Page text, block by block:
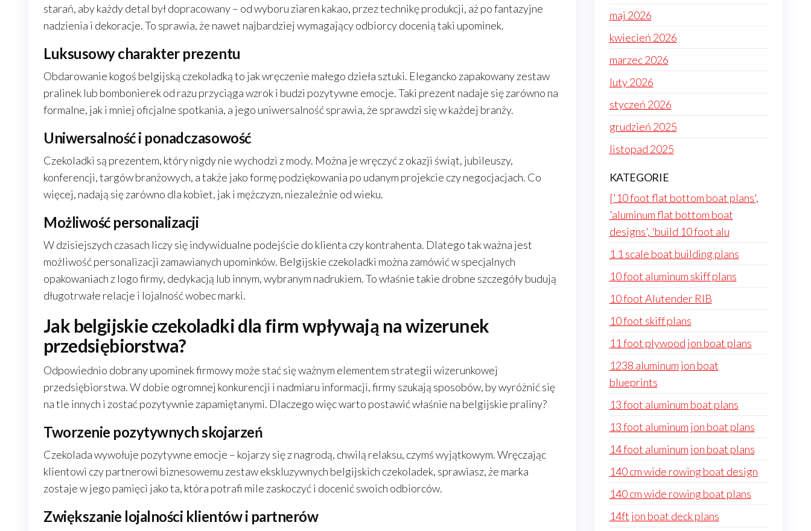
starań, aby każdy detal był dopracowany – od wyboru ziaren kakao, przez technikę produkcji, aż po fantazyjne
nadzienia i dekoracje. To sprawia, że nawet najbardziej wymagający odbiorcy docenią taki upominek.
Luksusowy charakter prezentu
Obdarowanie kogoś belgijską czekoladką to jak wręczenie małego dzieła sztuki. Elegancko zapakowany zestaw
pralinek lub bombonierek od razu przyciąga wzrok i budzi pozytywne emocje. Taki prezent nadaje się zarówno na
formalne, jak i mniej oficjalne spotkania, a jego uniwersalność sprawia, że sprawdzi się w każdej branży.
Uniwersalność i ponadczasowość
Czekoladki są prezentem, który nigdy nie wychodzi z mody. Można je wręczyć z okazji świąt, jubileuszy,
konferencji, targów branżowych, a także jako formę podziękowania po udanym projekcie czy negocjacjach. Co
więcej, nadają się zarówno dla kobiet, jak i mężczyzn, niezależnie od wieku.
Możliwość personalizacji
W dzisiejszych czasach liczy się indywidualne podejście do klienta czy kontrahenta. Dlatego tak ważna jest
możliwość personalizacji zamawianych upominków. Belgijskie czekoladki można zamówić w specjalnych
opakowaniach z logo firmy, dedykacją lub innym, wybranym nadrukiem. To właśnie takie drobne szczegóły budują
długotrwałe relacje i lojalność wobec marki.
Jak belgijskie czekoladki dla firm wpływają na wizerunek
przedsiębiorstwa?
Odpowiednio dobrany upominek firmowy może stać się ważnym elementem strategii wizerunkowej
przedsiębiorstwa. W dobie ogromnej konkurencji i nadmiaru informacji, firmy szukają sposobów, by wyróżnić się
na tle innych i zostać pozytywnie zapamiętanymi. Dlaczego więc warto postawić właśnie na belgijskie praliny?
Tworzenie pozytywnych skojarzeń
Czekolada wywołuje pozytywne emocje – kojarzy się z nagrodą, chwilą relaksu, czymś wyjątkowym. Wręczając
klientowi czy partnerowi biznesowemu zestaw ekskluzywnych belgijskich czekoladek, sprawiasz, że marka
zostaje w jego pamięci jako ta, która potrafi mile zaskoczyć i docenić swoich odbiorców.
Zwiększanie lojalności klientów i partnerów
maj 2026
kwiecień 2026
marzec 2026
luty 2026
styczeń 2026
grudzień 2025
listopad 2025
KATEGORIE
['10 foot flat bottom boat plans',
'aluminum flat bottom boat
designs', 'build 10 foot alu
1 1 scale boat building plans
10 foot aluminum skiff plans
10 foot Alutender RIB
10 foot skiff plans
11 foot plywood jon boat plans
1238 aluminum jon boat
blueprints
13 foot aluminum boat plans
13 foot aluminum jon boat plans
14 foot aluminum jon boat plans
140 cm wide rowing boat design
140 cm wide rowing boat plans
14ft jon boat deck plans